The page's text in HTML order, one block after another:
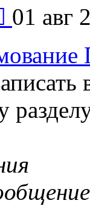
последнему
01 авг